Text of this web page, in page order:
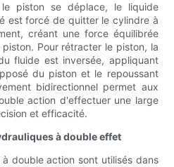
piston se déplace, le liquide
est forcé de quitter le cylindre à
créant une force équilibrée
Pour rétracter le piston, la
fluide est inversée, appliquant
du piston et le repoussant
bidirectionnel permet aux
action d'effectuer une large
et efficacité.
à double effet
double action sont utilisés dans